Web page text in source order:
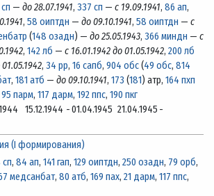
— до 28.07.1941, 337 сп — с 19.09.1941, 86 ап,
, 58 оиптдн — до 09.10.1941, 58 оиптдн — с
(148 озадн) — до 25.05.1943, 366 миндн — с
, 142 лб — с 16.01.1942 до 01.05.1942, 200 лб
, 34 рр, 16 сапб, 904 обс(49 обс, 814
, 181 атб — до 09.10.1941, 173 (181) атр, 164 пхп
95 парм, 117 дарм, 192 ппс, 190 пкг
15.12.1944 -01.04.1945 21.04.1945 -
(I формирования)
сп, 84 ап, 141 гап, 129 оиптдн, 250 озадн, 79 орб,
медсанбат, 80 атб, 169 пах, 21 дарм, 117 ппс,